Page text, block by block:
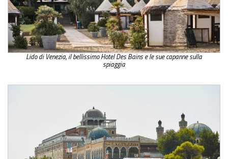
Lido di Venezia, il bellissimo Hotel Des Bains e le sue capanne sulla
spiaggia